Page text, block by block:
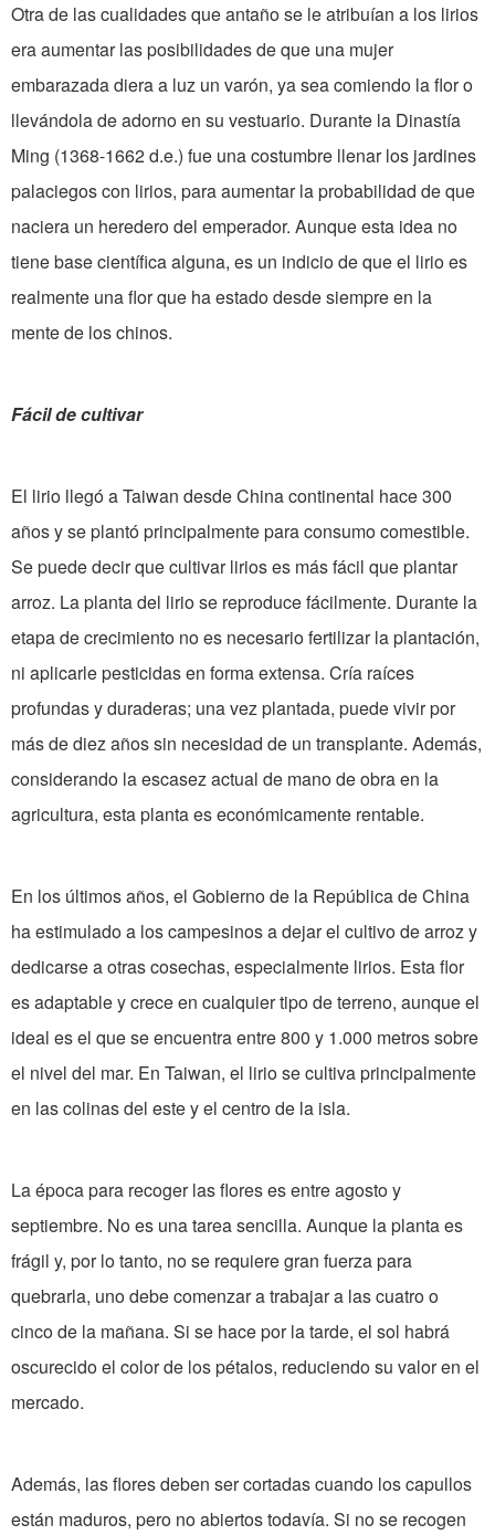
Otra de las cualidades que antaño se le atribuían a los lirios
era aumentar las posibilidades de que una mujer
embarazada diera a luz un varón, ya sea comiendo la flor o
llevándola de adorno en su vestuario. Durante la Dinastía
Ming (1368-1662 d.e.) fue una costumbre llenar los jardines
palaciegos con lirios, para aumentar la probabilidad de que
naciera un heredero del emperador. Aunque esta idea no
tiene base científica alguna, es un indicio de que el lirio es
realmente una flor que ha estado desde siempre en la
mente de los chinos.
Fácil de cultivar
El lirio llegó a Taiwan desde China continental hace 300
años y se plantó principalmente para consumo comestible.
Se puede decir que cultivar lirios es más fácil que plantar
arroz. La planta del lirio se reproduce fácilmente. Durante la
etapa de crecimiento no es necesario fertilizar la plantación,
ni aplicarle pesticidas en forma extensa. Cría raíces
profundas y duraderas; una vez plantada, puede vivir por
más de diez años sin necesidad de un transplante. Además,
considerando la escasez actual de mano de obra en la
agricultura, esta planta es económicamente rentable.
En los últimos años, el Gobierno de la República de China
ha estimulado a los campesinos a dejar el cultivo de arroz y
dedicarse a otras cosechas, especialmente lirios. Esta flor
es adaptable y crece en cualquier tipo de terreno, aunque el
ideal es el que se encuentra entre 800 y 1.000 metros sobre
el nivel del mar. En Taiwan, el lirio se cultiva principalmente
en las colinas del este y el centro de la isla.
La época para recoger las flores es entre agosto y
septiembre. No es una tarea sencilla. Aunque la planta es
frágil y, por lo tanto, no se requiere gran fuerza para
quebrarla, uno debe comenzar a trabajar a las cuatro o
cinco de la mañana. Si se hace por la tarde, el sol habrá
oscurecido el color de los pétalos, reduciendo su valor en el
mercado.
Además, las flores deben ser cortadas cuando los capullos
están maduros, pero no abiertos todavía. Si no se recogen